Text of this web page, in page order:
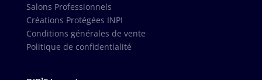
Salons Professionnels
Créations Protégées INPI
Conditions générales de vente
Politique de confidentialité